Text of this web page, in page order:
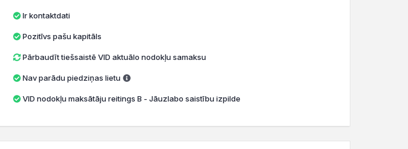
Ir kontaktdati
Pozitīvs pašu kapitāls
Pārbaudīt tiešsaistē VID aktuālo nodokļu samaksu
Nav parādu piedziņas lietu
VID nodokļu maksātāju reitings B - Jāuzlabo saistību izpilde